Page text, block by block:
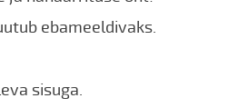
ebameeldivaks.
sisuga.